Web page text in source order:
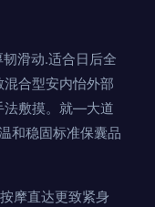
滑动.适合日后全
合型安内怡外部
法敷摸。就—大道
和稳固标准保囊品
摩直达更致紧身